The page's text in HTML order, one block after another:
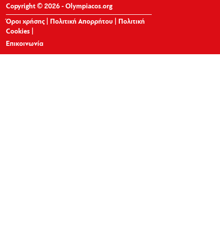
Copyright © 2026 - Olympiacos.org
Όροι χρήσης Πολιτική Απορρήτου
Πολιτική
Cookies
Επικοινωνία